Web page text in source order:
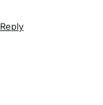
Reply